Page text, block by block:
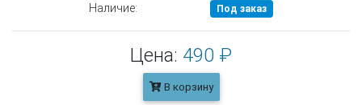
Наличие:
Под заказ
Цена: 490 ₽
В корзину